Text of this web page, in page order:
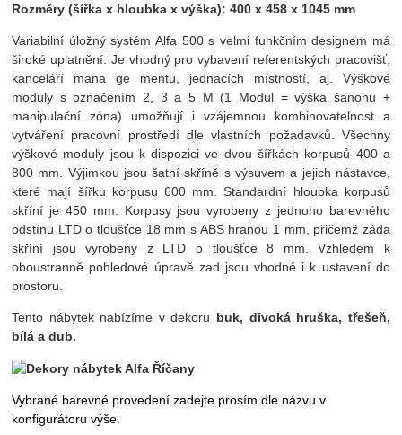
Rozměry (šířka x hloubka x výška): 400 x 458 x 1045 mm
Variabilní úložný systém Alfa 500 s velmi funkčním designem má
široké uplatnění. Je vhodný pro vybavení referentských pracovišť,
kanceláří mana ge mentu, jednacích místností, aj. Výškové
moduly s označením 2, 3 a 5 M (1 Modul = výška šanonu +
manipulační zóna) umožňují i vzájemnou kombinovatelnost a
vytváření pracovní prostředí dle vlastních požadavků. Všechny
výškové moduly jsou k dispozici ve dvou šířkách korpusů 400 a
800 mm. Výjimkou jsou šatní skříně s výsuvem a jejich nástavce,
které mají šířku korpusu 600 mm. Standardní hloubka korpusů
skříní je 450 mm. Korpusy jsou vyrobeny z jednoho barevného
odstínu LTD o tloušťce 18 mm s ABS hranou 1 mm, přičemž záda
skříní jsou vyrobeny z LTD o tloušťce 8 mm. Vzhledem k
oboustranně pohledové úpravě zad jsou vhodné i k ustavení do
prostoru.
Tento nábytek nabízíme v dekoru buk, divoká hruška, třešeň,
bílá a dub.
Vybrané barevné provedení zadejte prosím dle názvu v
konfigurátoru výše.